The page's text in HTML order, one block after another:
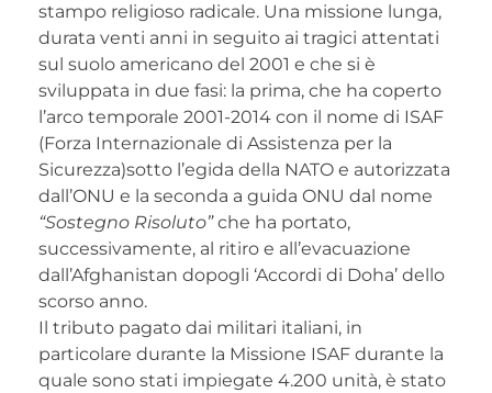
stampo religioso radicale. Una missione lunga,
durata venti anni in seguito ai tragici attentati
sul suolo americano del 2001 e che si è
sviluppata in due fasi: la prima, che ha coperto
l’arco temporale 2001-2014 con il nome di ISAF
(Forza Internazionale di Assistenza per la
Sicurezza)sotto l’egida della NATO e autorizzata
dall’ONU e la seconda a guida ONU dal nome
“Sostegno Risoluto”che ha portato,
successivamente, al ritiro e all’evacuazione
dall’Afghanistan dopogli ‘Accordi di Doha’ dello
scorso anno.
Il tributo pagato dai militari italiani, in
particolare durante la Missione ISAF durante la
quale sono stati impiegate 4.200 unità, è stato